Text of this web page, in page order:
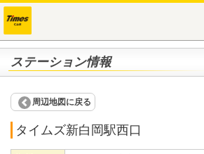
ステーション情報
周辺地図に戻る
タイムズ新白岡駅西口